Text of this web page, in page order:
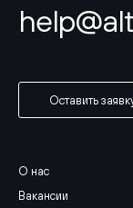
Оставить
О нас
Вакансии